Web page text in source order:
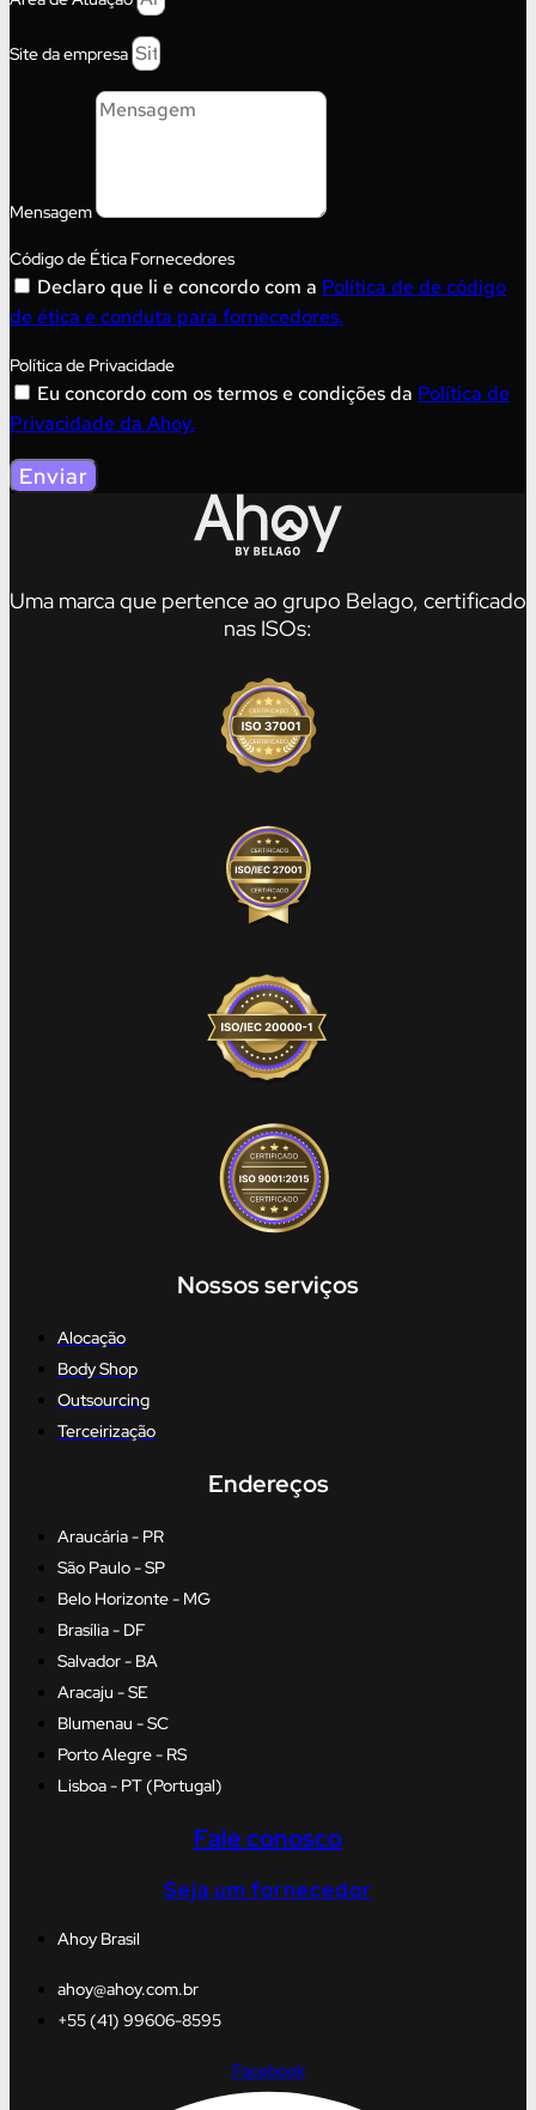
Site da empresa
Mensagem
Código de Ética Fornecedores
Declaro que li e concordo com a Política de de código
de ética e conduta para fornecedores.
Política de Privacidade
Eu concordo com os termos e condições da Política de
Privacidade da Ahoy.
Enviar
Uma marca que pertence ao grupo Belago, certificado
nas ISOs:
Nossos serviços
Alocação
Body Shop
Outsourcing
Terceirização
Endereços
Araucária - PR
São Paulo - SP
Belo Horizonte - MG
Brasília - DF
Salvador - BA
Aracaju - SE
Blumenau - SC
Porto Alegre - RS
Lisboa - PT (Portugal)
Fale conosco
Seja um fornecedor
Ahoy Brasil
ahoy@ahoy.com.br
+55 (41) 99606-8595
Facebook